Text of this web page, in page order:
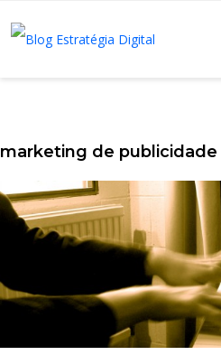
marketing de publicidade